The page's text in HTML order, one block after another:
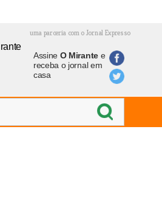
uma parceria com o Jornal Expresso
Assine O Mirantee
receba o jornal em
casa